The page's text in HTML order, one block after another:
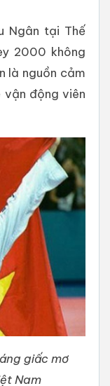
Ngân tại Thế
2000 không
là nguồn cảm
động viên
giấc mơ
Nam